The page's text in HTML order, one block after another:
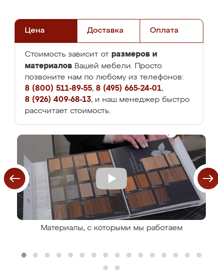
Цена Доставка Оплата
Стоимость зависит от размеров и
материалов Вашей мебели. Просто
позвоните нам по любому из телефонов:
8 (800) 511-89-55, 8 (495) 665-24-01,
8 (926) 409-68-13, и наш менеджер быстро
рассчитает стоимость.
Материалы, с которыми мы работаем